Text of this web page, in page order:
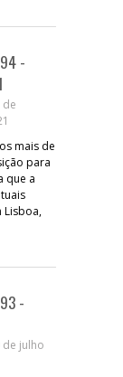
-
de
mais de
para
que a
Lisboa,
-
de julho